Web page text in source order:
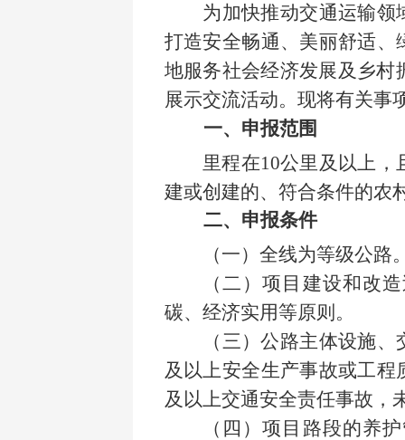
为加快推动交通运输领
打造安全畅通、美丽舒适
地服务社会经济发展及乡
展示交流活动。现将有关事
一、申报范围
里程在10公里及以上，
建或创建的、符合条件的农
二、申报条件
（一）全线为等级公路
（二）项目建设和改
碳、经济实用等原则。
（三）公路主体设施
及以上安全生产事故或工
及以上交通安全责任事故，
（四）项目路段的养